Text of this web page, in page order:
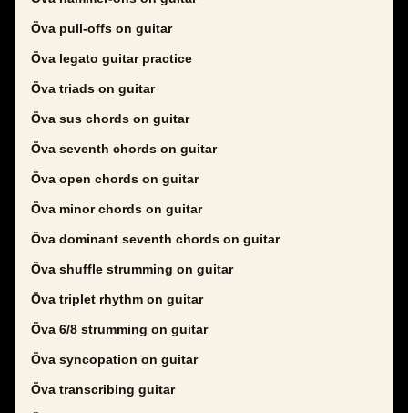
Öva pull-offs on guitar
Öva legato guitar practice
Öva triads on guitar
Öva sus chords on guitar
Öva seventh chords on guitar
Öva open chords on guitar
Öva minor chords on guitar
Öva dominant seventh chords on guitar
Öva shuffle strumming on guitar
Öva triplet rhythm on guitar
Öva 6/8 strumming on guitar
Öva syncopation on guitar
Öva transcribing guitar